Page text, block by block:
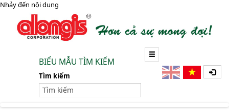
Nhảy đến nội dung
BIỂU MẪU TÌM KIẾM
Tìm kiếm